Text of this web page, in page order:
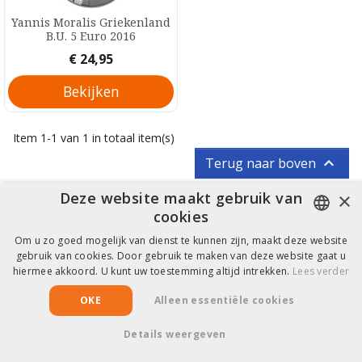
Yannis Moralis Griekenland
B.U. 5 Euro 2016
Prijs
€ 24,95
Bekijken
Item 1-1 van 1 in totaal item(s)
Terug naar boven 
Hulp & Informatie
Copyright © 2026 EuroCollect
DUTCH
FRENCH
×
Deze website maakt gebruik van
cookies
Om u zo goed mogelijk van dienst te kunnen zijn, maakt deze website
gebruik van cookies. Door gebruik te maken van deze website gaat u
hiermee akkoord. U kunt uw toestemming altijd intrekken. Lees verder
OKE Alleen essentiële cookies
Details weergeven